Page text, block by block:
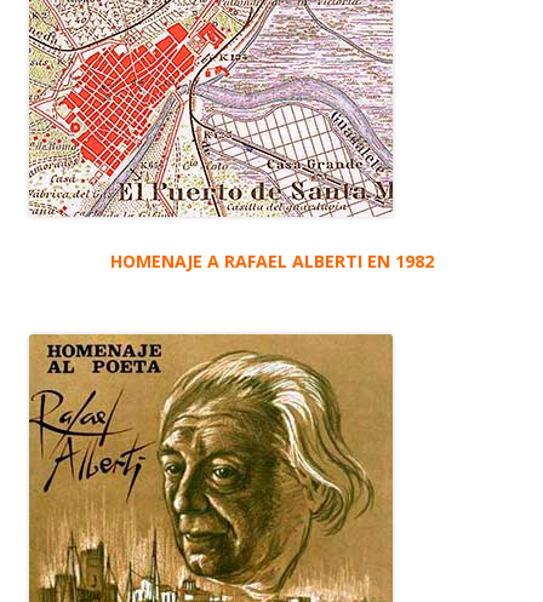
HOMENAJE A RAFAEL ALBERTI EN 1982